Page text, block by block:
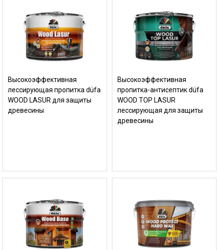
Высокоэффективная
лессирующая пропитка düfa
WOOD LASUR для защиты
древесины
Высокоэффективная
пропитка-антисептик düfa
WOOD TOP LASUR
лессирующая для защиты
древесины